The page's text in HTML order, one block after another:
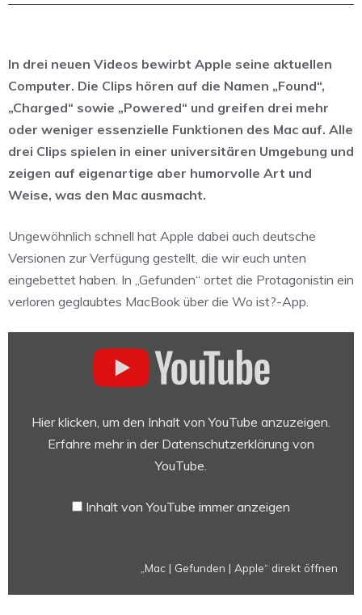
In drei neuen Videos bewirbt Apple seine aktuellen
Computer. Die Clips hören auf die Namen „Found“,
„Charged“ sowie „Powered“ und greifen drei mehr
oder weniger essenzielle Funktionen des Mac auf. Alle
drei Clips spielen in einer universitären Umgebung und
zeigen auf eigenartige aber humorvolle Art und
Weise, was den Mac ausmacht.
Ungewöhnlich schnell hat Apple dabei auch deutsche
Versionen zur Verfügung gestellt, die wir euch unten
eingebettet haben. In „Gefunden“ ortet die Protagonistin ein
verloren geglaubtes MacBook über die Wo ist?-App.
Apple“Hier klicken, um den Inhalt von YouTube anzuzeigen.
Erfahre mehr in der Datenschutzerklärung von
YouTube
Inhalt von YouTube immer anzeigen
„Mac | Gefunden | Apple“ direkt öffnen